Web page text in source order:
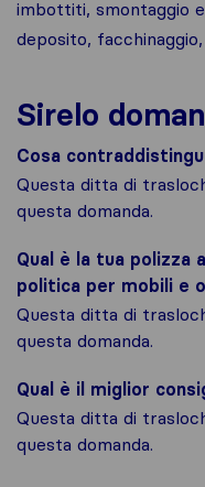
imbottiti, smontaggio
deposito,
Sirelo
Cosa
Questa ditta di
questa domanda.
Qual è la tua polizza
politica per mobili e
Questa ditta di
questa domanda.
Qual è il miglior
Questa ditta di
questa domanda.